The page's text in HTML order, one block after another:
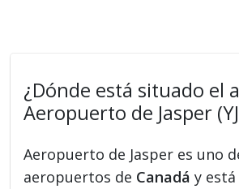
¿Dónde está situado el
Aeropuerto de Jasper
Aeropuerto de Jasper es uno
aeropuertos de Canadá y